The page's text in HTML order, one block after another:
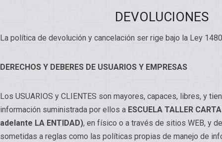
DEVOLUCIONES
La política de devolución y cancelación ser rige bajo la Ley
DERECHOS Y DEBERES DE USUARIOS Y EMPRESAS
Los USUARIOS y CLIENTES son mayores, capaces, libres, y
información suministrada por ellos a ESCUELA TALLER
adelante LA ENTIDAD), en físico o a través de sitios WEB, y
sometidas a reglas como las políticas propias de manejo de